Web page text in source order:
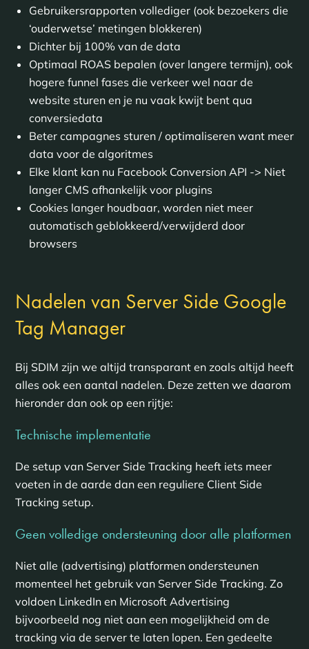
Gebruikersrapporten vollediger (ook bezoekers die
‘ouderwetse’ metingen blokkeren)
Dichter bij 100% van de data
Optimaal ROAS bepalen (over langere termijn), ook
hogere funnel fases die verkeer wel naar de
website sturen en je nu vaak kwijt bent qua
conversiedata
Beter campagnes sturen / optimaliseren want meer
data voor de algoritmes
Elke klant kan nu Facebook Conversion API -> Niet
langer CMS afhankelijk voor plugins
Cookies langer houdbaar, worden niet meer
automatisch geblokkeerd/verwijderd door
browsers
Nadelen van Server Side Google
Tag Manager
Bij SDIM zijn we altijd transparant en zoals altijd heeft
alles ook een aantal nadelen. Deze zetten we daarom
hieronder dan ook op een rijtje:
Technische implementatie
De setup van Server Side Tracking heeft iets meer
voeten in de aarde dan een reguliere Client Side
Tracking setup.
Geen volledige ondersteuning door alle platformen
Niet alle (advertising) platformen ondersteunen
momenteel het gebruik van Server Side Tracking. Zo
voldoen LinkedIn en Microsoft Advertising
bijvoorbeeld nog niet aan een mogelijkheid om de
tracking via de server te laten lopen. Een gedeelte